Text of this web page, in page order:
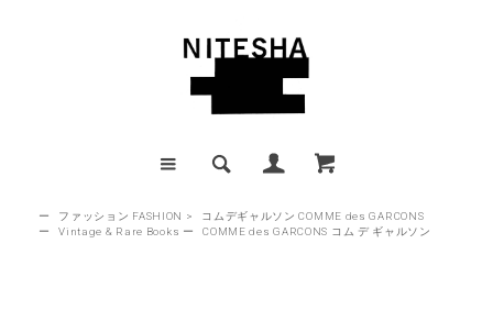
ー ファッション FASHION >
コムデギャルソン COMME des GARCONS
ー
Vintage & Rare Books ー COMME des GARCONS コム デ ギャルソン